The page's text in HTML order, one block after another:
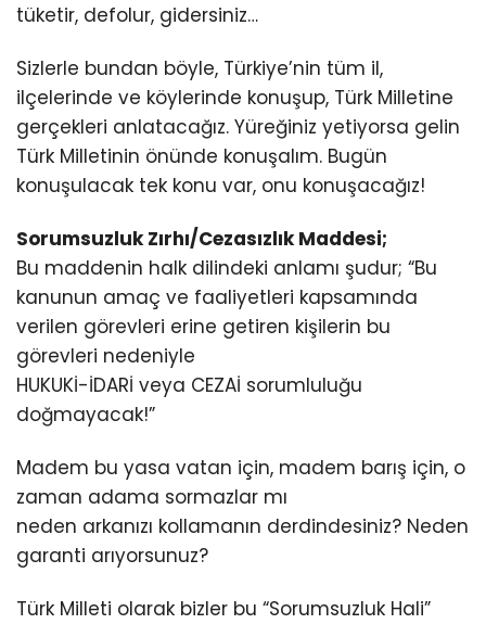
tüketir, defolur, gidersiniz…
Sizlerle bundan böyle, Türkiye’nin tüm il,
ilçelerinde ve köylerinde konuşup, Türk Milletine
gerçekleri anlatacağız. Yüreğiniz yetiyorsa gelin
Türk Milletinin önünde konuşalım. Bugün
konuşulacak tek konu var, onu konuşacağız!
Sorumsuzluk Zırhı/Cezasızlık Maddesi;
Bu maddenin halk dilindeki anlamı şudur; “Bu
kanunun amaç ve faaliyetleri kapsamında
verilen görevleri erine getiren kişilerin bu
görevleri nedeniyle
HUKUKİ-İDARİ veya CEZAİ sorumluluğu
doğmayacak!”
Madem bu yasa vatan için, madem barış için, o
zaman adama sormazlar mı
neden arkanızı kollamanın derdindesiniz? Neden
garanti arıyorsunuz?
Türk Milleti olarak bizler bu “Sorumsuzluk Hali”